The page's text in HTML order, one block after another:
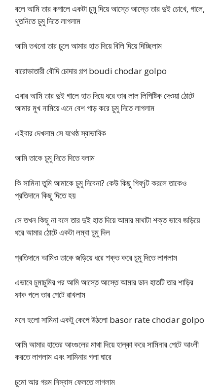
বলে আমি তার কপালে একটা চুমু দিয়ে আস্তে আস্তে তার দুই চোখে, গালে,
থুতনিতে চুমু দিতে লাগলাম
আমি তখনো তার চুলে আমার হাত দিয়ে বিলি দিয়ে দিচ্ছিলাম
বারোভাতারী বৌদি চোদার গল্প boudi chodar golpo
এবার আমি তার দুই গালে হাত দিয়ে ধরে তার লাল লিপিষ্টিক দেওয়া ঠোটে
আমার মুখ নামিয়ে এনে বেশ গাড় করে চুমু দিতে লাগলাম
এইবার দেখলাম সে যথেষ্ঠ স্বাভাবিক
আমি তাকে চুমু দিতে দিতে বলাম
কি সামিনা তুমি আমাকে চুমু দিবেনা? কেউ কিছু গিফ্jট করলে তাকেও
প্রতিদানে কিছু দিতে হয়
সে তখন কিছু না বলে তার দুই হাত দিয়ে আমার মাথাটা শক্ত ভাবে জড়িয়ে
ধরে আমার ঠোটে একটা লম্বা চুমু দিল
প্রতিদানে আমিও তাকে জড়িয়ে ধরে শক্ত করে চুমু দিতে লাগলাম
এভাবে চুমাচুমির পর আমি আস্তে আস্তে আমার ডান হাতটি তার শাড়ির
ফাক গলে তার পেটে রাখলাম
মনে হলো সামিনা একটু কেপে উঠলো basor rate chodar golpo
আমি আমার হাতের আংগুলের মাথা দিয়ে হাল্কা করে সামিনার পেটে আংলী
করতে লাগলাম এবং সামিনার গলা ঘারে
চুমো আর গরম নিস্বাস ফেলতে লাগলাম